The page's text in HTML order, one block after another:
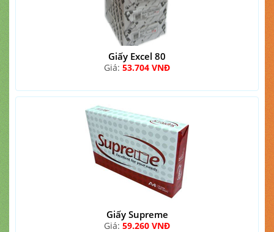
Giấy Excel 80
Giá: 53.704 VNĐ
Giấy Supreme
Giá: 59.260 VNĐ